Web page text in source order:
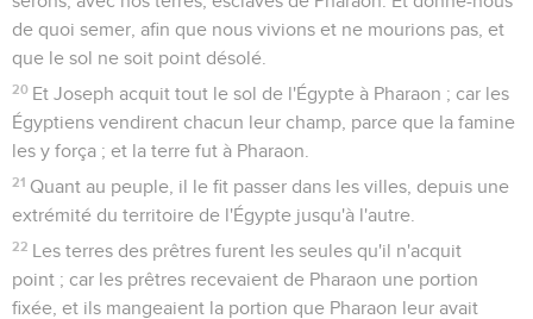
de quoi semer, afin que nous vivions et ne mourions pas, et
que le sol ne soit point désolé.
20 Et Joseph acquit tout le sol de l'Égypte à Pharaon ; car les
Égyptiens vendirent chacun leur champ, parce que la famine
les y força ; et la terre fut à Pharaon.
21 Quant au peuple, il le fit passer dans les villes, depuis une
extrémité du territoire de l'Égypte jusqu'à l'autre.
22 Les terres des prêtres furent les seules qu'il n'acquit
point ; car les prêtres recevaient de Pharaon une portion
fixée, et ils mangeaient la portion que Pharaon leur avait